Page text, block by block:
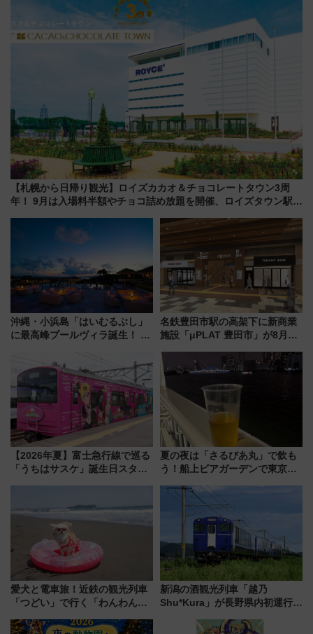
貢献するだけでなく、全線区で
活躍するための仕組みも
【札幌から日帰り観光】ロイズカカオ＆チョコレートタウン3周
年！ 9月は入場料半額やチョコ詰め放題を開催、ロイズタウン駅か
沖縄・小浜島「はいむるぶし」
に最高峰プールヴィラ誕生！ 石
美旅「何もしない贅沢」を体験
してみない？
名鉄豊田市駅の高架下に新商業
施設「μPLAT 豊田市」が8月26
たな玄関口へ
【2026年夏】富士急行線で巡る
「うちはサスケ」誕生日スタン
夏の夜は「さるびあ丸」で飲も
う！船上ビアガーデンで東京湾
杯……工場直送生ビールや島グ
ルメが美味い
愛犬と電車旅！近鉄の観光列車
「つどい」で行く「わんわん列
める日帰りツアー
新潟の酒観光列車「越乃
Shu*Kura」が長野県内初運行！